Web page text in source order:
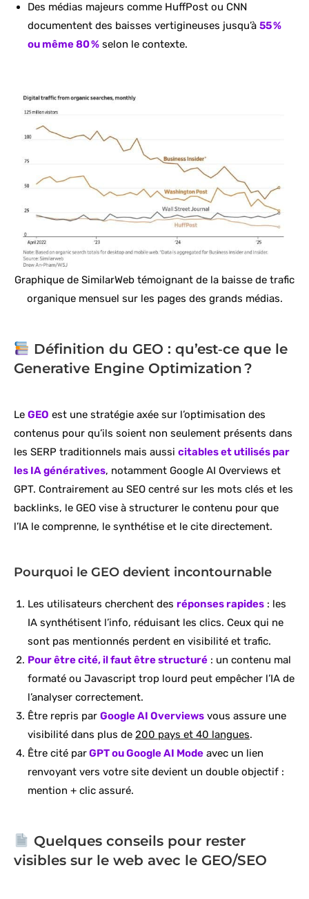
Des médias majeurs comme HuffPost ou CNN
documentent des baisses vertigineuses jusqu’à 55 %
ou même 80 % selon le contexte.
Graphique de SimilarWeb témoignant de la baisse de trafic
organique mensuel sur les pages des grands médias.
Définition du GEO : qu’est‑ce que le
Generative Engine Optimization ?
Le GEO est une stratégie axée sur l’optimisation des
contenus pour qu’ils soient non seulement présents dans
les SERP traditionnels mais aussi citables et utilisés par
les IA génératives, notamment Google AI Overviews et
GPT. Contrairement au SEO centré sur les mots clés et les
backlinks, le GEO vise à structurer le contenu pour que
l’IA le comprenne, le synthétise et le cite directement.
Pourquoi le GEO devient incontournable
Les utilisateurs cherchent des réponses rapides : les
IA synthétisent l’info, réduisant les clics. Ceux qui ne
sont pas mentionnés perdent en visibilité et trafic.
Pour être cité, il faut être structuré : un contenu mal
formaté ou Javascript trop lourd peut empêcher l’IA de
l’analyser correctement.
Être repris par Google AI Overviews vous assure une
visibilité dans plus de 200 pays et 40 langues.
Être cité parGPT ou Google AI Mode avec un lien
renvoyant vers votre site devient un double objectif :
mention + clic assuré.
Quelques conseils pour rester
visibles sur le web avec le GEO/SEO